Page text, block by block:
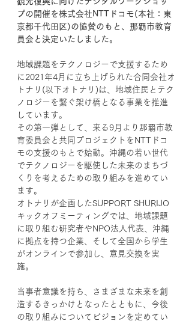
プの開催を株式会社NTTドコモ(本社：東
京都千代田区)の協賛のもと、那覇市教育
員会と決定いたしました。
地域課題をテクノロジーで支援するため
に2021年4月に立ち上げられた合同会社オ
トナリ(以下オトナリ)は、地域住民とテク
ノロジーを繋ぐ架け橋となる事業を推進
しています。
その第一弾として、来る9月より那覇市教
育委員会と共同プロジェクトをNTTドコ
モの支援のもとで始動。沖縄の若い世代
でテクノロジーを駆使した未来のまちづ
くりを考えるための取り組みを進めてい
ます。
オトナリが企画したSUPPORT SHURIJO
キックオフミーティングでは、地域課題
に取り組む研究者やNPO法人代表、沖縄
に拠点を持つ企業、そして全国から学生
がオンラインで参加し、意見交換を実
施。
当事者意識を持ち、さまざまな未来を創
造するきっかけとなったとともに、今後
の取り組みについてビジョンを定めてい